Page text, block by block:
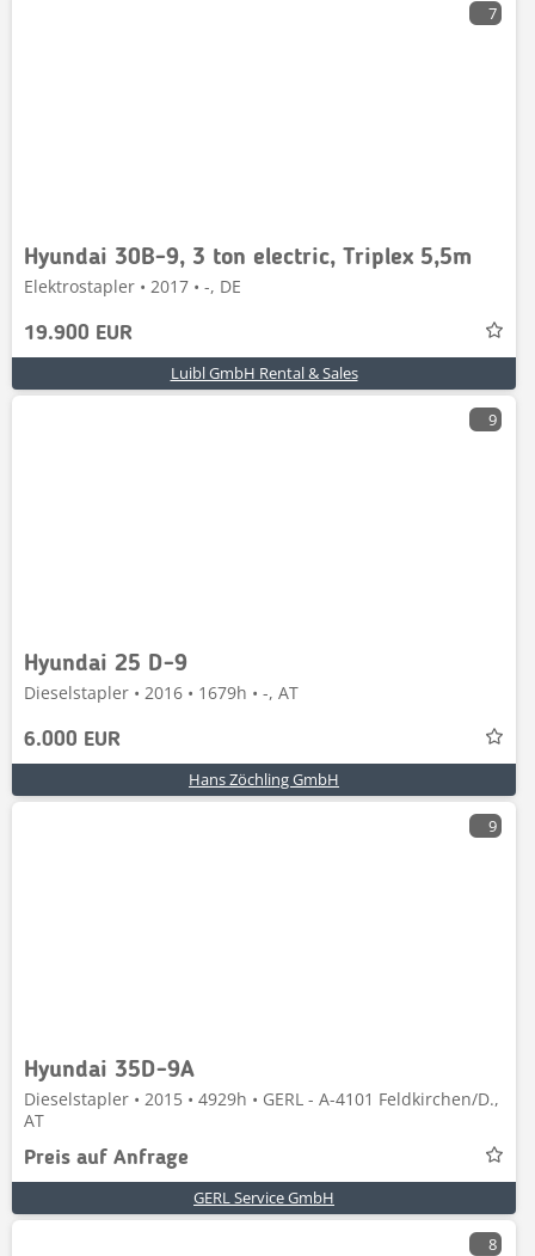
7
Hyundai 30B-9, 3 ton electric, Triplex 5,5m
Elektrostapler • 2017 • -, DE
19.900 EUR
Luibl GmbH Rental & Sales
9
Hyundai 25 D-9
Dieselstapler • 2016 • 1679h • -, AT
6.000 EUR
Hans Zöchling GmbH
9
Hyundai 35D-9A
Dieselstapler • 2015 • 4929h • GERL - A-4101 Feldkirchen/D.,
AT
Preis auf Anfrage
GERL Service GmbH
8